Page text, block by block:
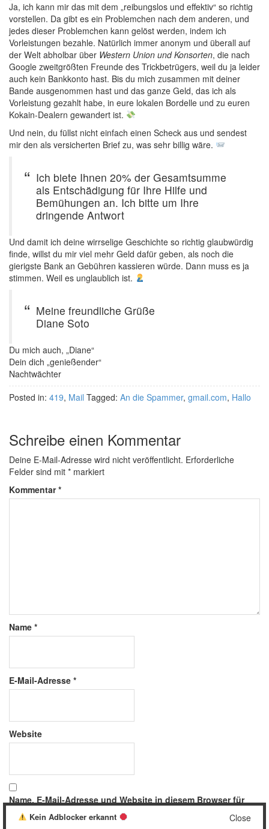
Ja, ich kann mir das mit dem „reibungslos und effektiv“ so richtig
vorstellen. Da gibt es ein Problemchen nach dem anderen, und
jedes dieser Problemchen kann gelöst werden, indem ich
Vorleistungen bezahle. Natürlich immer anonym und überall auf
der Welt abholbar über Western Union und Konsorten, die nach
Google zweitgrößten Freunde des Trickbetrügers, weil du ja leider
auch kein Bankkonto hast. Bis du mich zusammen mit deiner
Bande ausgenommen hast und das ganze Geld, das ich als
Vorleistung gezahlt habe, in eure lokalen Bordelle und zu euren
Kokain-Dealern gewandert ist.
Und nein, du füllst nicht einfach einen Scheck aus und sendest
mir den als versicherten Brief zu, was sehr billig wäre.
Ich biete Ihnen 20% der Gesamtsumme
als Entschädigung für Ihre Hilfe und
Bemühungen an. Ich bitte um Ihre
dringende Antwort
Und damit ich deine wirrselige Geschichte so richtig glaubwürdig
finde, willst du mir viel mehr Geld dafür geben, als noch die
gierigste Bank an Gebühren kassieren würde. Dann muss es ja
stimmen. Weil es unglaublich ist.
Meine freundliche Grüße
Diane Soto
Du mich auch, „Diane“
Dein dich „genießender“
Nachtwächter
Posted in: 419, Mail Tagged: An die Spammer, gmail.com, Hallo
Schreibe einen Kommentar
Deine E-Mail-Adresse wird nicht veröffentlicht. Erforderliche
Felder sind mit * markiert
Kommentar*
Name *
E-Mail-Adresse *
Website
Name, E-Mail-Adresse und Website in diesem Browser für
meinen nächsten Kommentar speichern.
Close
Kein Adblocker erkannt